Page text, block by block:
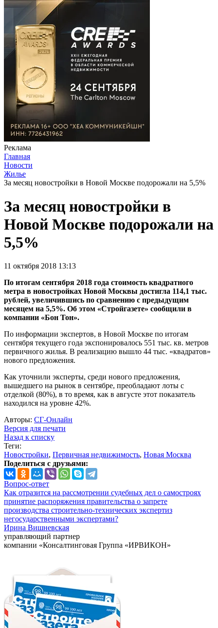
Реклама
Главная
Новости
Жилье
За месяц новостройки в Новой Москве подорожали на 5,5%
За месяц новостройки в
Новой Москве подорожали на
5,5%
11 октября 2018 13:13
По итогам сентября 2018 года стоимость квадратного
метра в новостройках Новой Москвы достигла 114,1 тыс.
рублей, увеличившись по сравнению с предыдущим
месяцем на 5,5%. Об этом «Стройгазете» сообщили в
компании «Бон Тон».
По информации экспертов, в Новой Москве по итогам
сентября текущего года экспонировалось 551 тыс. кв. метров
первичного жилья. В реализацию вышло 44 тыс. «квадратов»
нового предложения.
Как уточнили эксперты, среди нового предложения,
вышедшего на рынок в сентябре, преобладают лоты с
отделкой (80%), в то время, как в августе этот показатель
находился на уровне 42%.
Авторы: СГ-Онлайн
Версия для печати
Назад к списку
Теги:
Новостройки, Первичная недвижимость, Новая Москва
Поделиться с друзьями:
Вопрос-ответ
Как отразится на рассмотрении судебных дел о самостроях
принятие распоряжения правительства о запрете
производства строительно-технических экспертиз
негосударственными экспертами?
Ирина Вишневская
управляющий партнер
компании «Консалтинговая Группа «ИРВИКОН»